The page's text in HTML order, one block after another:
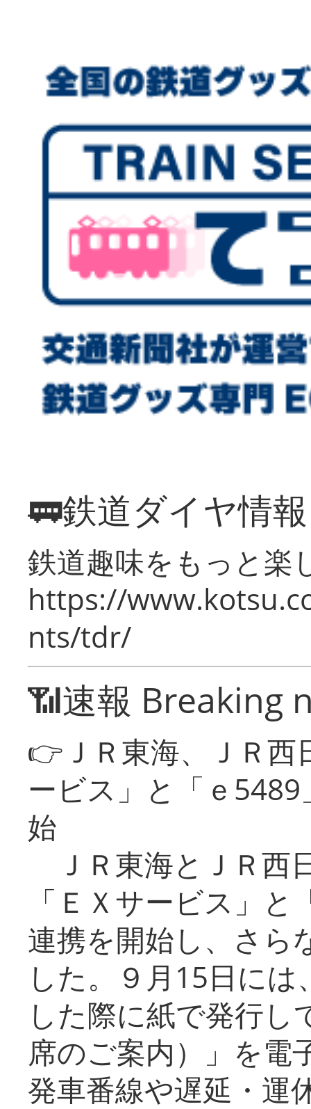
🚃鉄道ダイヤ情
鉄道趣味をもっと楽
https://
nts/tdr/
📶速報 Breaking
👉ＪＲ東海、ＪＲ
ービス」と「ｅ
始
ＪＲ東海とＪＲ西
「ＥＸサービス」
連携を開始し、さら
した。９月15日に
した際に紙で発行し
席のご案内）」を電
発車番線や遅延・運